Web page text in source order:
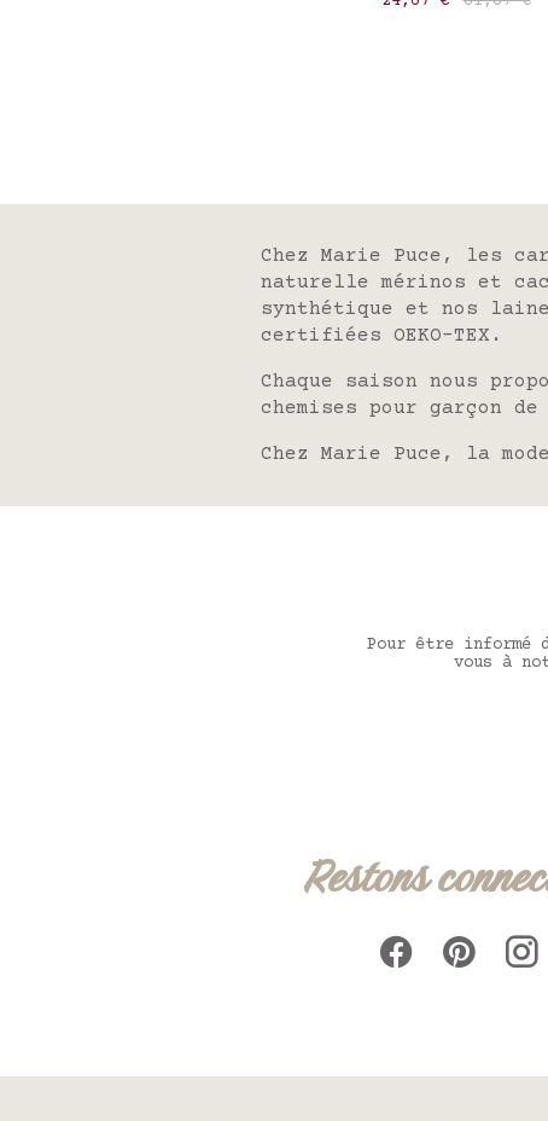
Chez Marie Puce, les
naturelle mérinos et
synthétique et nos
certifiées OEKO-TEX .
Chaque saison nous
chemises pour garçon
Chez Marie Puce, la
Pour être informé
vous à
Restons